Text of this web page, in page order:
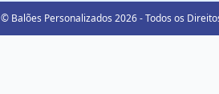
© Balões Personalizados 2026 - Todos os